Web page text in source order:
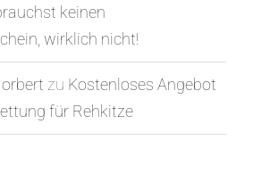
keinen
wirklich nicht!
zu Kostenloses Angebot
für Rehkitze